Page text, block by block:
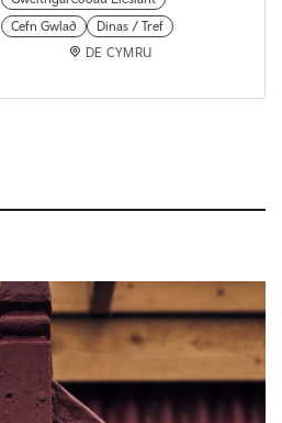
Cefn Gwlad
Dinas / Tref
DE CYMRU